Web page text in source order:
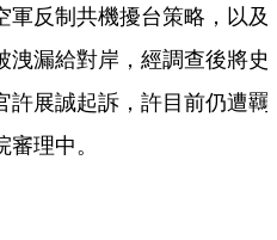
軍反制共機擾台策略，以及
洩漏給對岸，經調查後將史
許展誠起訴，許目前仍遭羈
理中。